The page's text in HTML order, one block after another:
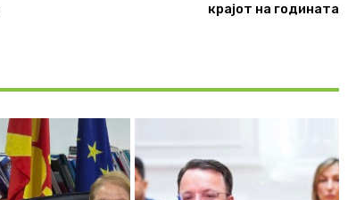
крајот на годината